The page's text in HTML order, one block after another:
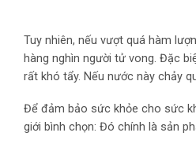
Tuy nhiên, nếu vượt quá hàm
hàng nghìn người tử vong. Đặc
rất khó tẩy. Nếu nước này chảy
Để đảm bảo sức khỏe cho sức
giới bình chọn: Đó chính là sản